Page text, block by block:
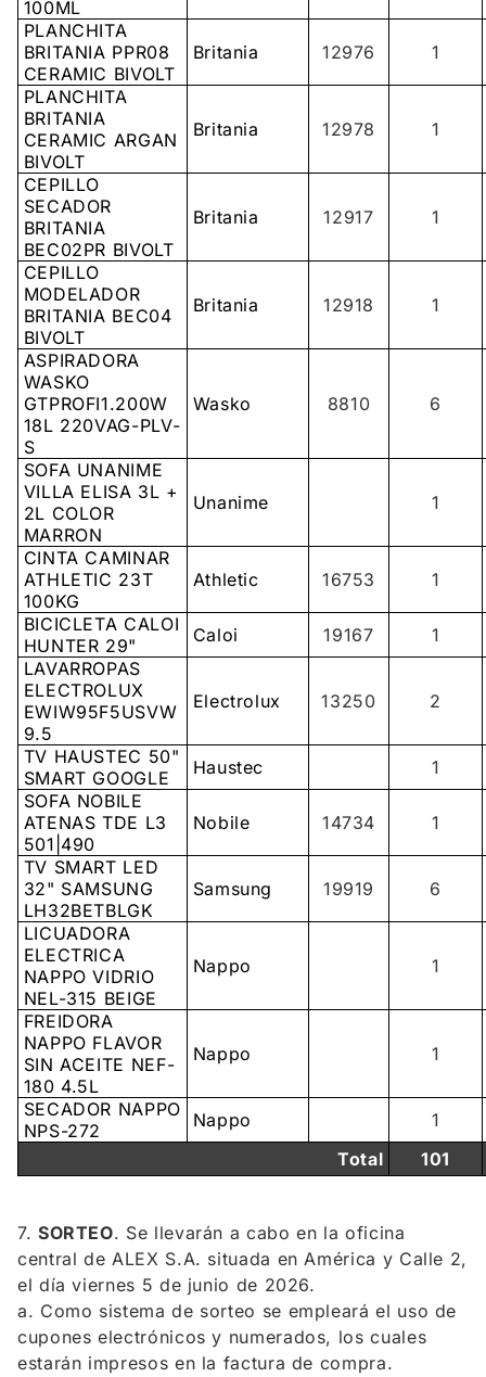
100ML
PLANCHITA
BRITANIA PPR08
CERAMIC BIVOLT
Britania 12976 1
PLANCHITA
BRITANIA
CERAMIC ARGAN
BIVOLT
Britania 12978 1
CEPILLO
SECADOR
BRITANIA
BEC02PR BIVOLT
Britania 12917 1
CEPILLO
MODELADOR
BRITANIA BEC04
BIVOLT
Britania 12918 1
ASPIRADORA
WASKO
GTPROFI1.200W
18L 220VAG-PLV-
S
Wasko 8810 6
SOFA UNANIME
VILLA ELISA 3L +
2L COLOR
MARRON
Unanime 1
CINTA CAMINAR
ATHLETIC 23T
100KG
Athletic 16753 1
BICICLETA CALOI
HUNTER 29"
Caloi 19167
1
LAVARROPAS
ELECTROLUX
EWIW95F5USVW
9.5
Electrolux 13250 2
TV HAUSTEC 50"
SMART GOOGLE
Haustec
1
SOFA NOBILE
ATENAS TDE L3
501|490
Nobile 14734 1
TV SMART LED
32" SAMSUNG
LH32BETBLGK
Samsung 19919 6
LICUADORA
ELECTRICA
NAPPO VIDRIO
NEL-315 BEIGE
Nappo 1
FREIDORA
NAPPO FLAVOR
SIN ACEITE NEF-
180 4.5L
Nappo 1
SECADOR NAPPO
NPS-272
Nappo
1
Total
101
7. SORTEO. Se llevarán a cabo en la oficina
central de ALEX S.A. situada en América y Calle 2,
el día viernes 5 de junio de 2026.
a. Como sistema de sorteo se empleará el uso de
cupones electrónicos y numerados, los cuales
estarán impresos en la factura de compra.